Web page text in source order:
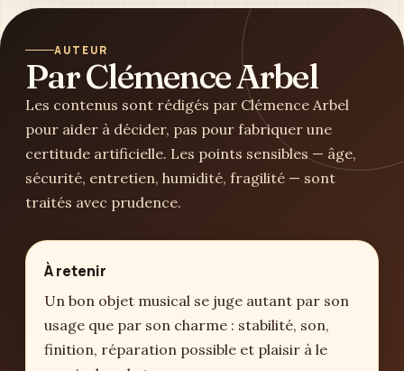
AUTEUR
Par Clémence Arbel
Les contenus sont rédigés par Clémence Arbel
pour aider à décider, pas pour fabriquer une
certitude artificielle. Les points sensibles — âge,
sécurité, entretien, humidité, fragilité — sont
traités avec prudence.
À retenir
Un bon objet musical se juge autant par son
usage que par son charme : stabilité, son,
finition, réparation possible et plaisir à le